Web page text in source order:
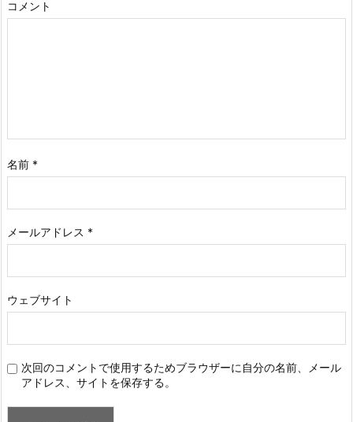
コメント
名前 *
メールアドレス *
ウェブサイト
次回のコメントで使用するためブラウザーに自分の名前、メール
アドレス、サイトを保存する。